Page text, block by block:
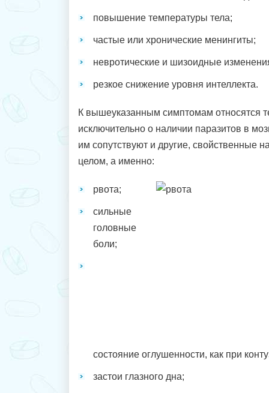
повышение температуры тела;
частые или хронические менингиты;
невротические и шизоидные
резкое снижение уровня интеллекта.
К вышеуказанным симптомам относятся
исключительно о наличии паразитов в
им сопутствуют и другие, свойственные
целом, а именно:
рвота;
сильные
головные
боли;
состояние оглушенности, как при
застои глазного дна;